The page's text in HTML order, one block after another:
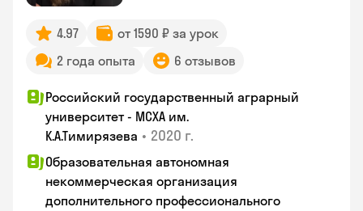
4.97
от 1590 ₽ за урок
2 года опыта
6 отзывов
Российский государственный аграрный
университет - МСХА им.
К.А.Тимирязева • 2020 г.
Образовательная автономная
некоммерческая организация
дополнительного профессионального